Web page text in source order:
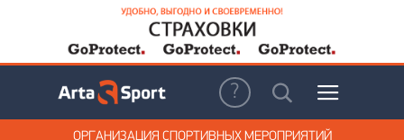
ОРГАНИЗАЦИЯ СПОРТИВНЫХ МЕРОПРИЯТИЙ